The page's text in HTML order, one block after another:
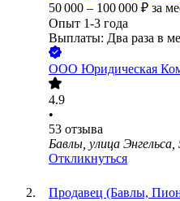
50 000 – 100 000 ₽ за
Опыт 1-3 года
Выплаты: Два раза в
ООО Юридическая
4.9
•
53 отзыва
Бавлы, улица Энгельса,
Откликнуться
Продавец (Бавлы,